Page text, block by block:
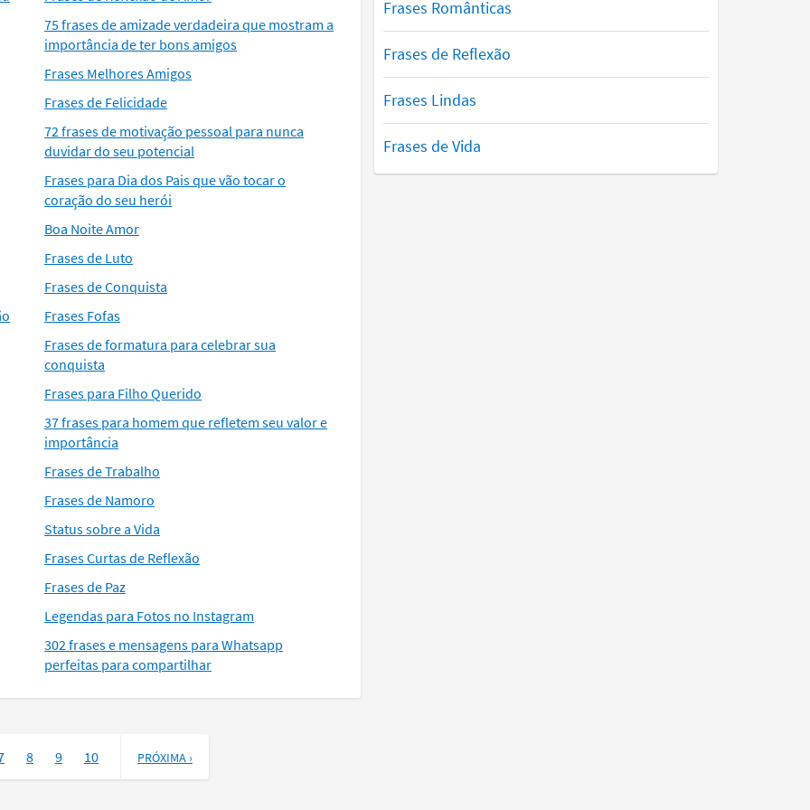
75 frases de amizade verdadeira que mostram a
importância de ter bons amigos
Frases Melhores Amigos
Frases de Felicidade
72 frases de motivação pessoal para nunca
duvidar do seu potencial
Frases para Dia dos Pais que vão tocar o
coração do seu herói
Boa Noite Amor
Frases de Luto
Frases de Conquista
Frases Fofas
Frases de formatura para celebrar sua
conquista
Frases para Filho Querido
37 frases para homem que refletem seu valor e
importância
Frases de Trabalho
Frases de Namoro
Status sobre a Vida
Frases Curtas de Reflexão
Frases de Paz
Legendas para Fotos no Instagram
302 frases e mensagens para Whatsapp
perfeitas para compartilhar
8 9 10 PRÓXIMA ›
Frases Românticas
Frases de Reflexão
Frases Lindas
Frases de Vida